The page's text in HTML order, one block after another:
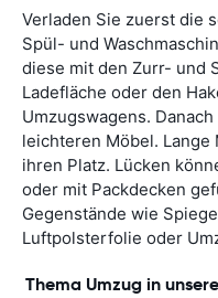
Verladen Sie zuerst die
Spül- und
diese mit den Zurr- und
Ladefläche oder den
Umzugswagens.
leichteren Möbel.
ihren Platz. Lücken
oder mit Packdecken
Gegenstände wie
Luftpolsterfolie oder
Thema Umzug in